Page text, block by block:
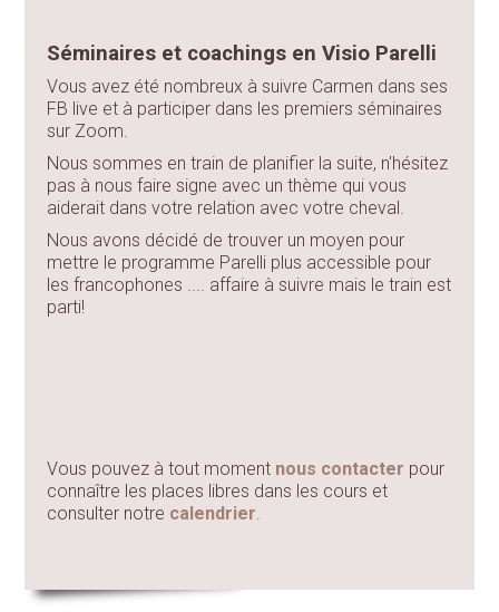
Séminaires et coachings en Visio Parelli
Vous avez été nombreux à suivre Carmen dans ses
FB live et à participer dans les premiers séminaires
sur Zoom.
Nous sommes en train de planifier la suite, n'hésitez
pas à nous faire signe avec un thème qui vous
aiderait dans votre relation avec votre cheval.
Nous avons décidé de trouver un moyen pour
mettre le programme Parelli plus accessible pour
les francophones .... affaire à suivre mais le train est
parti!
Vous pouvez à tout moment nous contacter pour
connaître les places libres dans les cours et
consulter notre calendrier.